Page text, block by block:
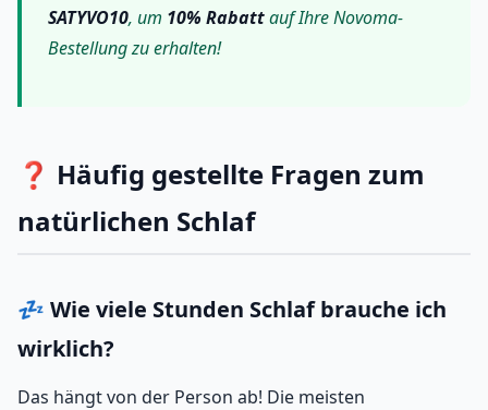
SATYVO10, um 10% Rabattauf Ihre Novoma-
Bestellung zu erhalten!
❓ Häufig gestellte Fragen zum
natürlichen Schlaf
💤 Wie viele Stunden Schlaf brauche ich
wirklich?
Das hängt von der Person ab! Die meisten